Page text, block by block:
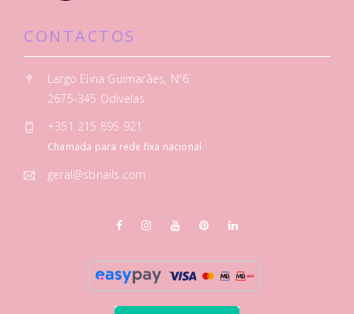
CONTACTOS
Largo Elina Guimarães, Nº6
2675-345 Odivelas
+351 215 895 921
Chamada para rede fixa nacional
geral@sbnails.com